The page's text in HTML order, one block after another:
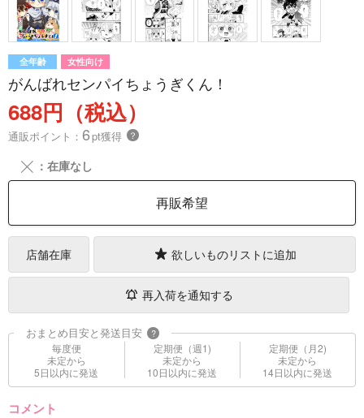
全年齢 女性向け
がんばれセンパイちょうぎくん！
688円（税込）
通販ポイント： 6pt獲得 ？
╳ ：在庫なし
再販希望
店舗在庫 欲しいものリストに追加
再入荷を通知する
おまとめ目安と発送目安 ?
毎度便
未定から
5日以内に発送
定期便（週1)
未定から
10日以内に発送
定期便（月2)
未定から
14日以内に発送
コメント